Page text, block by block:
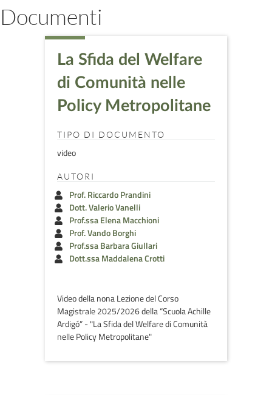
Documenti
La Sfida del Welfare
di Comunità nelle
Policy Metropolitane
TIPO DI DOCUMENTO
video
AUTORI
Prof. Riccardo Prandini
Dott. Valerio Vanelli
Prof.ssa Elena Macchioni
Prof. Vando Borghi
Prof.ssa Barbara Giullari
Dott.ssa Maddalena Crotti
Video della nona Lezione del Corso
Magistrale 2025/2026 della “Scuola Achille
Ardigó” - "La Sfida del Welfare di Comunità
nelle Policy Metropolitane"